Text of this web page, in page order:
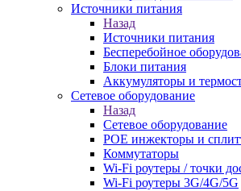
Источники питания
Назад
Источники питания
Бесперебойное
Блоки питания
Аккумуляторы и
Сетевое оборудование
Назад
Сетевое оборудование
POE инжекторы и
Коммутаторы
Wi-Fi роутеры / точки
Wi-Fi роутеры 3G/4G/5G